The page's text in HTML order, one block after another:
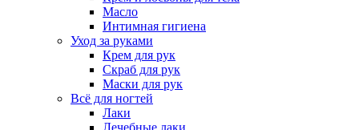
Масло
Интимная гигиена
Уход за руками
Крем для рук
Скраб для рук
Маски для рук
Всё для ногтей
Лаки
Лечебные лаки